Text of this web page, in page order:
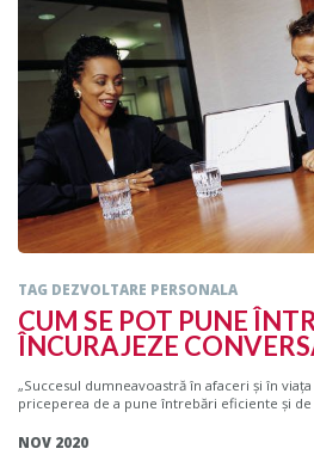
TAG DEZVOLTARE PERSONALA
CUM SE POT PUNE
ÎNCURAJEZE
„Succesul dumneavoastră în afaceri şi în
priceperea de a pune întrebări eficiente şi de
NOV 2020